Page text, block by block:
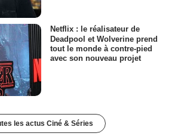
Netflix : le réalisateur de
Deadpool et Wolverine prend
tout le monde à contre-pied
avec son nouveau projet
les actus Ciné & Séries